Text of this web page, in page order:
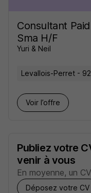
Consultant
Sma H/F
Yuri & Neil
Levallois-Perret - 92
Voir l’offre
Publiez votre
venir à vous
En moyenne, un
Déposez votre CV